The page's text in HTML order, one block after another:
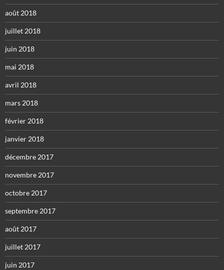
août 2018
juillet 2018
juin 2018
mai 2018
avril 2018
mars 2018
février 2018
janvier 2018
décembre 2017
novembre 2017
octobre 2017
septembre 2017
août 2017
juillet 2017
juin 2017